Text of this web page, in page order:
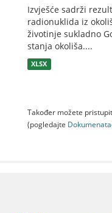
Izvješće sadrži
radionuklida iz
životinje sukladno
stanja okoliša....
XLSX
Također možete
(pogledajte